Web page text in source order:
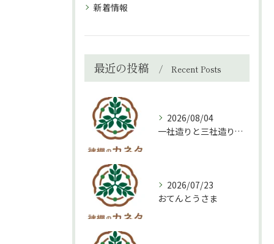
新着情報
最近の投稿 Recent Posts
2026/08/04
一社造りと三社造り、どちらを選ぶべき？
2026/07/23
おてんとうさま